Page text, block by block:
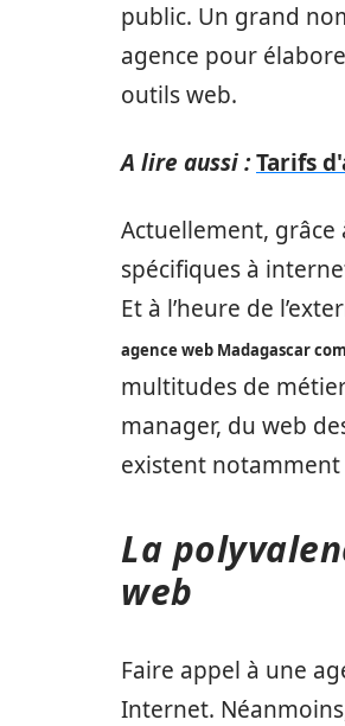
public. Un grand
agence pour
outils web.
A lire aussi :Tarifs
Actuellement,
spécifiques à
Et à l’heure de
agence web Madagascar
multitudes de
manager, du web
existent notamment
La
web
Faire appel à une
Internet.